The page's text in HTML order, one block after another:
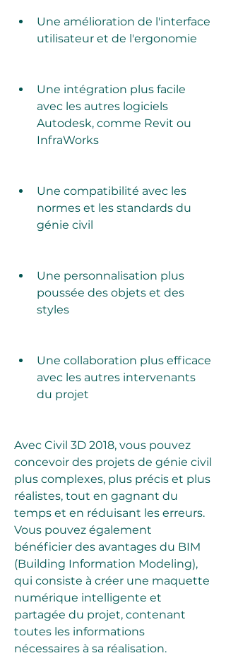
Une amélioration de l'interface
utilisateur et de l'ergonomie
Une intégration plus facile
avec les autres logiciels
Autodesk, comme Revit ou
InfraWorks
Une compatibilité avec les
normes et les standards du
génie civil
Une personnalisation plus
poussée des objets et des
styles
Une collaboration plus efficace
avec les autres intervenants
du projet
Avec Civil 3D 2018, vous pouvez
concevoir des projets de génie civil
plus complexes, plus précis et plus
réalistes, tout en gagnant du
temps et en réduisant les erreurs.
Vous pouvez également
bénéficier des avantages du BIM
(Building Information Modeling),
qui consiste à créer une maquette
numérique intelligente et
partagée du projet, contenant
toutes les informations
nécessaires à sa réalisation.